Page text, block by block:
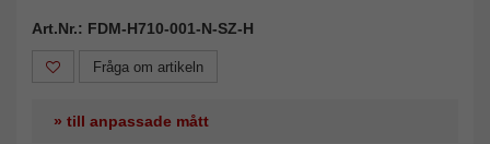
Art.Nr.: FDM-H710-001-N-SZ-H
Fråga om artikeln
» till anpassade mått